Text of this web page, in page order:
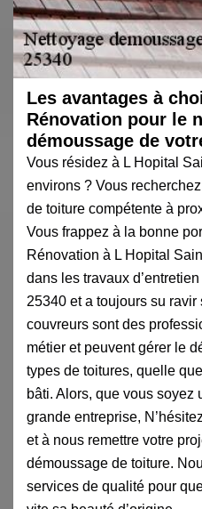
Les avantages à
Rénovation pour le
démoussage de
Vous résidez à L Hopital
environs ? Vous
de toiture compétente à
Vous frappez à la bonne
Rénovation à L Hopital
dans les travaux
25340 et a toujours su
couvreurs sont des
métier et peuvent gérer le
types de toitures, quelle
bâti. Alors, que vous soyez
grande entreprise,
et à nous remettre votre
démoussage de toiture.
services de qualité pour